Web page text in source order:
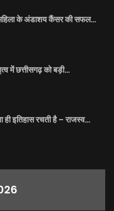
महिला के अंडाशय कैंसर की सफल…
में छत्तीसगढ़ को बड़ी…
इतिहास रचती है – राजस्व…